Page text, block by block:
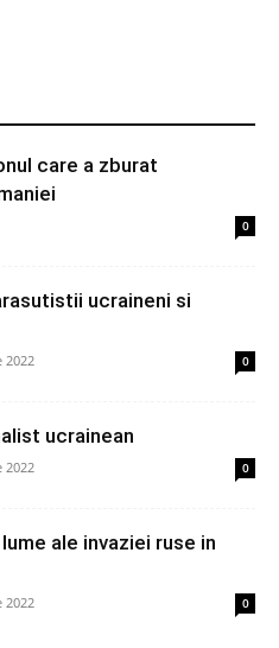
care a zburat
0
ucraineni si
2022 0
ucrainean
2022 0
ale invaziei ruse in
2022 0